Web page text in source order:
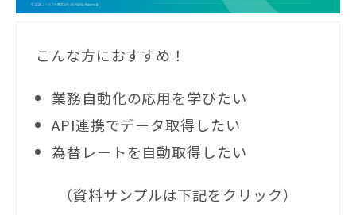
こんな方におすすめ！
業務自動化の応用を学びたい
API連携でデータ取得したい
為替レートを自動取得したい
（資料サンプルは下記をクリック）